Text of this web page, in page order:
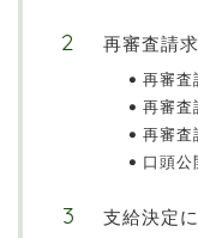
再審査請求
再審査
再審査
再審査
口頭公
支給決定